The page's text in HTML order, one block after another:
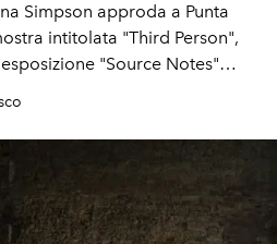
Simpson approda a Punta
intitolata "Third Person",
"Source Notes"
L'evento è supportato da